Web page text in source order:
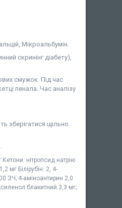
Мікроальбумін.
скринінг діабету),
смужок. Під час
пенала. Час аналізу
зберігатися щільно
нітропсид натрію
мг Білірубін: 2, 4-
ЗЧ; 4-аміноантирин 2,0
блакитний 3,3 мг;